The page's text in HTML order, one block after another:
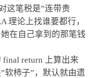
这笔税是”连带责
理论上找谁要都行，
在自己拿到的那笔钱
return 上算出来
软柿子”，默认就由遗